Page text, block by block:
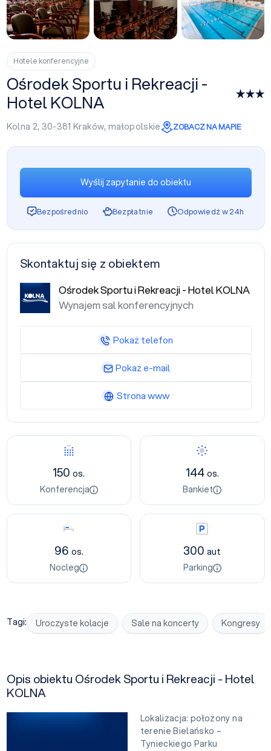
Hotele konferencyjne
Ośrodek Sportu i Rekreacji -
Hotel KOLNA
Kolna 2, 30-381Kraków, małopolskie ZOBACZ NA MAPIE
Konferencja
150os.
Konferencja
Bankiet
144os.
Bankiet
Nocleg
96 os.
Nocleg
Parking
300aut
Parking
Tagi: Uroczyste kolacje Sale na koncerty Kongresy
Opis obiektu Ośrodek Sportu i Rekreacji - Hotel
KOLNA
Lokalizacja: położony na
terenie Bielańsko –
Tynieckiego Parku
Wyślij zapytanie do obiektu
Bezpośrednio Bezpłatnie Odpowiedź w 24h
Skontaktuj się z obiektem
Ośrodek Sportu i Rekreacji - Hotel KOLNA
Wynajem sal konferencyjnych
Pokaż telefon
Pokaż e-mail
Strona www